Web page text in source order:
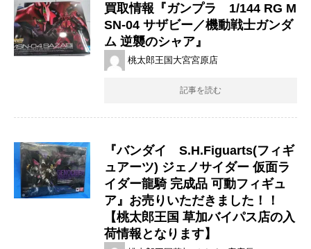
買取情報『ガンプラ 1/144 ​RG ​M
SN-04 ​サザビー／機動戦士ガンダ
ム ​逆襲のシャア』
桃太郎王国大宮宮原店
記事を読む
『バンダイ S.H.Figuarts(フィギ
ュアーツ) ​ジェノサイダー ​仮面ラ
イダー龍騎 ​完成品 ​可動フィギュ
ア』お売りいただきました！！
【桃太郎王国 草加バイパス店の入
荷情報となります】